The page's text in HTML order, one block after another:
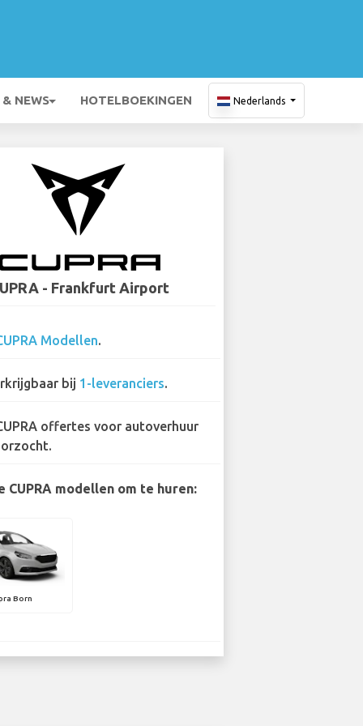
NEWS HOTELBOEKINGEN Nederlands
- Frankfurt Airport
Modellen.
bij 1-leveranciers.
offertes voor autoverhuur
CUPRA modellen om te huren:
Born